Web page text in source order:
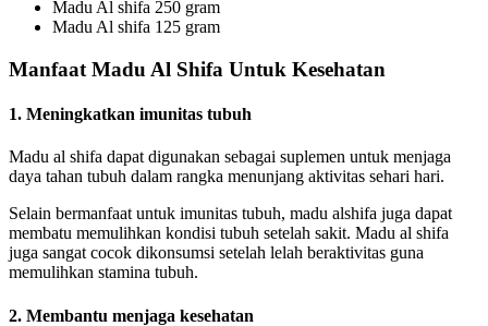
Madu Al shifa 250 gram
Madu Al shifa 125 gram
Manfaat Madu Al Shifa Untuk Kesehatan
1. Meningkatkan imunitas tubuh
Madu al shifa dapat digunakan sebagai suplemen untuk menjaga
daya tahan tubuh dalam rangka menunjang aktivitas sehari hari.
Selain bermanfaat untuk imunitas tubuh, madu alshifa juga dapat
membatu memulihkan kondisi tubuh setelah sakit. Madu al shifa
juga sangat cocok dikonsumsi setelah lelah beraktivitas guna
memulihkan stamina tubuh.
2. Membantu menjaga kesehatan